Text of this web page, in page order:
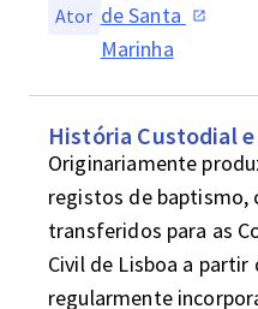
Ator de Santa
Marinha
História Custodial
Originariamente
registos de
transferidos para as
Civil de Lisboa a partir
regularmente